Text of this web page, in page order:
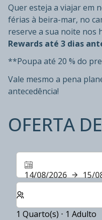
Quer esteja a viajar em
férias à beira-mar, no
reserve a sua noite nos
Rewards até 3 dias
**Poupa até 20 % do
Vale mesmo a pena
antecedência!
OFERTA
14/08/2026
15/
Selecionar o número
1 Quarto(s) ⋅ 1 Adulto